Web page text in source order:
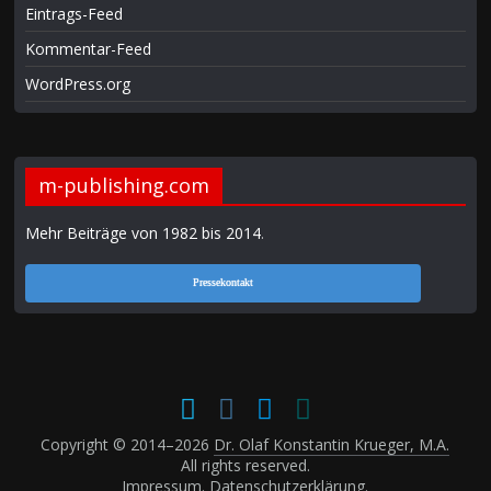
Eintrags-Feed
Kommentar-Feed
WordPress.org
m-publishing.com
Mehr Beiträge von 1982 bis 2014.
Pressekontakt
Copyright © 2014–2026 Dr. Olaf Konstantin Krueger, M.A.
All rights reserved.
Impressum. Datenschutzerklärung.